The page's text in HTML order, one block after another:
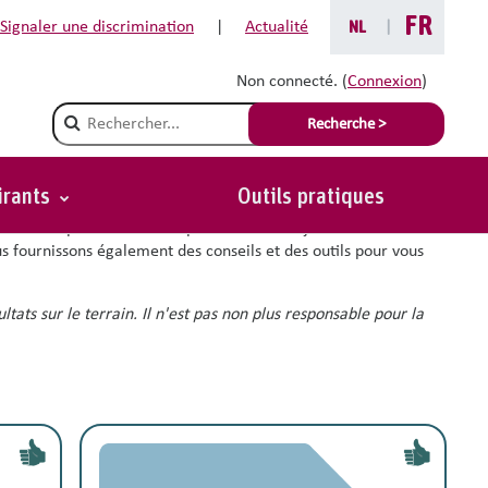
Signaler une discrimination Actualité NL FR
Non connecté. (Connexion)
Champ de recherche
Recherche >
Outils pratiques
également des conseils et des outils pour vous
sur le terrain. Il n'est pas non plus responsable pour la